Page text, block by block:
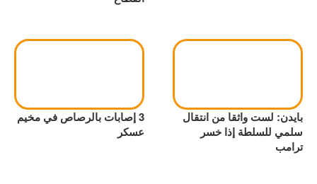
بايدن: لست واثقا من انتقال
سلمي للسلطة إذا خسر
ترامب
3 إصابات بالرصاص في مخيم
عسكر